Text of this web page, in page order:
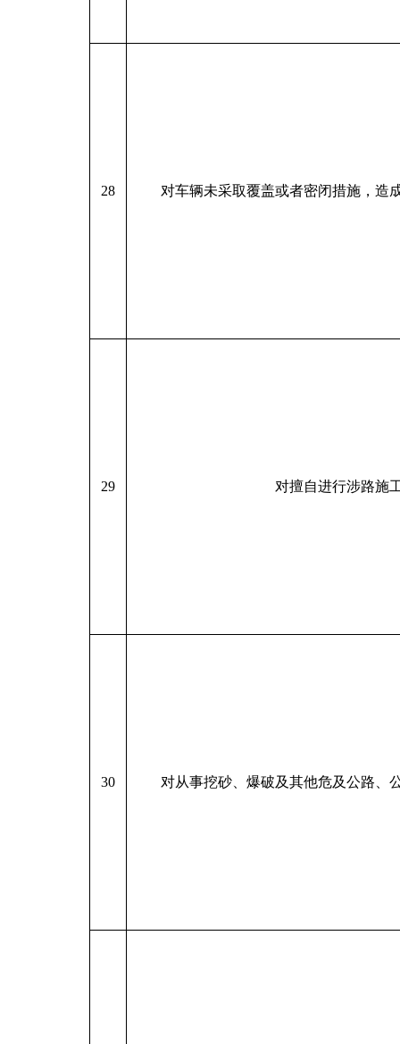
28 对车辆未采取覆盖或者密闭措施，造
29 对擅自进行涉路施
30 对从事挖砂、爆破及其他危及公路、